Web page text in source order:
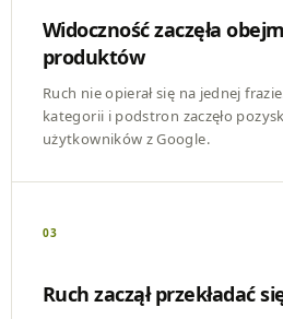
Widoczność zaczęła
produktów
Ruch nie opierał się na jednej
kategorii i podstron zaczęło
użytkowników z Google.
03
Ruch zaczął przekładać